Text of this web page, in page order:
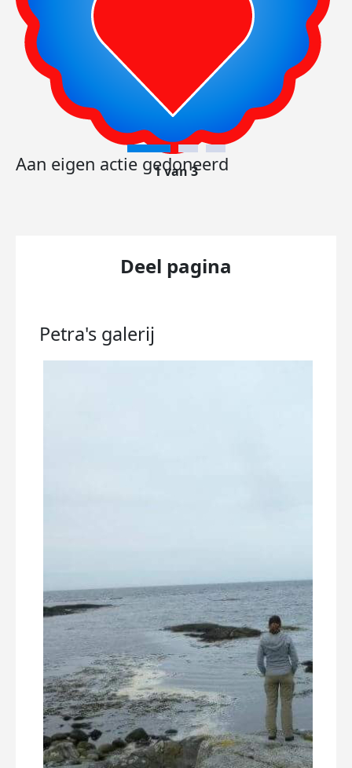
Aan eigen actie gedoneerd
1 van 3
Deel pagina
Petra's galerij